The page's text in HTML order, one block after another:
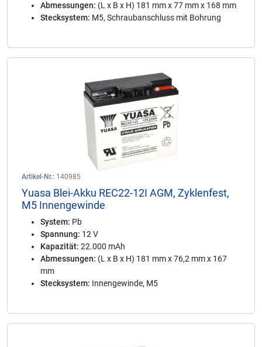
Abmessungen: (L x B x H) 181 mm x 77 mm x 168 mm
Stecksystem: M5, Schraubanschluss mit Bohrung
Artikel-Nr.: 140985
Yuasa Blei-Akku REC22-12I AGM, Zyklenfest,
M5 Innengewinde
System: Pb
Spannung: 12 V
Kapazität: 22.000 mAh
Abmessungen: (L x B x H) 181 mm x 76,2 mm x 167
mm
Stecksystem: Innengewinde, M5